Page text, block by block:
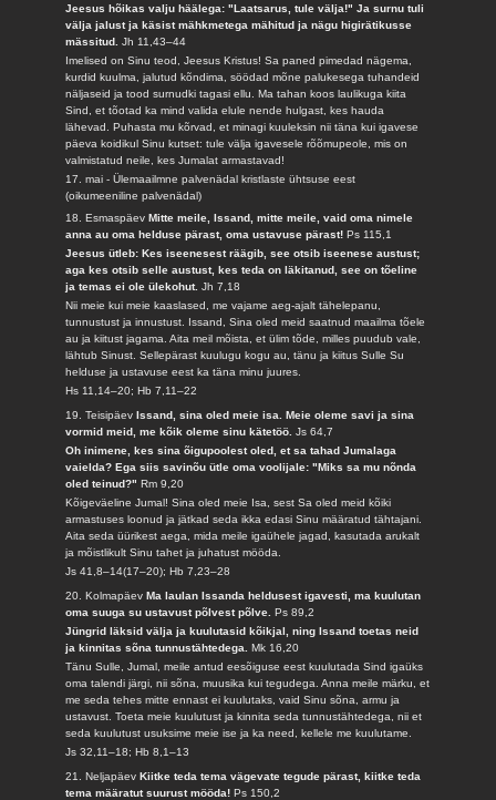
Jeesus hõikas valju häälega: "Laatsarus, tule välja!" Ja surnu tuli
välja jalust ja käsist mähkmetega mähitud ja nägu higirätikusse
mässitud.Jh 11,43–44
Imelised on Sinu teod, Jeesus Kristus! Sa paned pimedad nägema,
kurdid kuulma, jalutud kõndima, söödad mõne palukesega tuhandeid
näljaseid ja tood surnudki tagasi ellu. Ma tahan koos laulikuga kiita
Sind, et tõotad ka mind valida elule nende hulgast, kes hauda
lähevad. Puhasta mu kõrvad, et minagi kuuleksin nii täna kui igavese
päeva koidikul Sinu kutset: tule välja igavesele rõõmupeole, mis on
valmistatud neile, kes Jumalat armastavad!
17. mai - Ülemaailmne palvenädal kristlaste ühtsuse eest
(oikumeeniline palvenädal)
18. EsmaspäevMitte meile, Issand, mitte meile, vaid oma nimele
anna au oma helduse pärast, oma ustavuse pärast!Ps 115,1
Jeesus ütleb: Kes iseenesest räägib, see otsib iseenese austust;
aga kes otsib selle austust, kes teda on läkitanud, see on tõeline
ja temas ei ole ülekohut.Jh 7,18
Nii meie kui meie kaaslased, me vajame aeg-ajalt tähelepanu,
tunnustust ja innustust. Issand, Sina oled meid saatnud maailma tõele
au ja kiitust jagama. Aita meil mõista, et ülim tõde, milles puudub vale,
lähtub Sinust. Sellepärast kuulugu kogu au, tänu ja kiitus Sulle Su
helduse ja ustavuse eest ka täna minu juures.
Hs 11,14–20; Hb 7,11–22
19. TeisipäevIssand, sina oled meie isa. Meie oleme savi ja sina
vormid meid, me kõik oleme sinu kätetöö.Js 64,7
Oh inimene, kes sina õigupoolest oled, et sa tahad Jumalaga
vaielda? Ega siis savinõu ütle oma voolijale: "Miks sa mu nõnda
oled teinud?"Rm 9,20
Kõigeväeline Jumal! Sina oled meie Isa, sest Sa oled meid kõiki
armastuses loonud ja jätkad seda ikka edasi Sinu määratud tähtajani.
Aita seda üürikest aega, mida meile igaühele jagad, kasutada arukalt
ja mõistlikult Sinu tahet ja juhatust mööda.
Js 41,8–14(17–20); Hb 7,23–28
20. KolmapäevMa laulan Issanda heldusest igavesti, ma kuulutan
oma suuga su ustavust põlvest põlve.Ps 89,2
Jüngrid läksid välja ja kuulutasid kõikjal, ning Issand toetas neid
ja kinnitas sõna tunnustähtedega.Mk 16,20
Tänu Sulle, Jumal, meile antud eesõiguse eest kuulutada Sind igaüks
oma talendi järgi, nii sõna, muusika kui tegudega. Anna meile märku, et
me seda tehes mitte ennast ei kuulutaks, vaid Sinu sõna, armu ja
ustavust. Toeta meie kuulutust ja kinnita seda tunnustähtedega, nii et
seda kuulutust usuksime meie ise ja ka need, kellele me kuulutame.
Js 32,11–18; Hb 8,1–13
21. NeljapäevKiitke teda tema vägevate tegude pärast, kiitke teda
tema määratut suurust mööda!Ps 150,2